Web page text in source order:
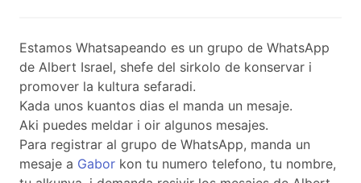
Estamos Whatsapeando es un grupo de WhatsApp
de Albert Israel, shefe del sirkolo de konservar i
promover la kultura sefaradi.
Kada unos kuantos dias el manda un mesaje.
Aki puedes meldar i oir algunos mesajes.
Para registrar al grupo de WhatsApp, manda un
mesaje a Gabor kon tu numero telefono, tu nombre,